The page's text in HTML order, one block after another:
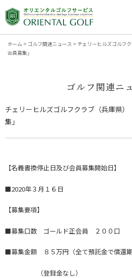
ホーム > ゴルフ関連ニュース > チェリーヒルズゴルフ
会員募集」
ゴルフ関連ニ
チェリーヒルズゴルフクラブ（兵庫県
集」
【名義書換停止日及び会員募集開始日】
■2020年３月１６日
【募集要項】
■募集口数 ゴールド正会員 ２００口
■募集金額 ８５万円（全て預託金で償還期
（登録金なし）